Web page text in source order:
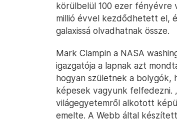
körülbelül 100 ezer fényévre
millió évvel kezdődhetett el,
galaxissá olvadhatnak össze.
Mark Clampin a NASA
igazgatója a lapnak azt
hogyan születnek a bolygók,
képesek vagyunk felfedezni.
világegyetemről alkotott
emelte. A Webb által